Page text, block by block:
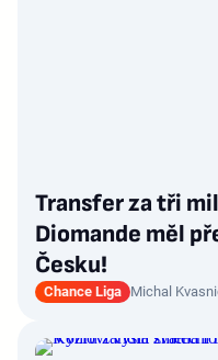
Transfer za tři
Diomande měl
Česku!
Chance Liga Michal